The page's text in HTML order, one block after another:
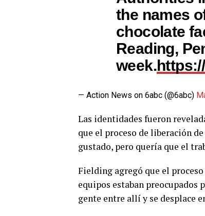
the names
chocolate
Reading,
week.
— Action News on 6abc (@6abc)
Las identidades fueron
que el proceso de liberación
gustado, pero quería que el
Fielding agregó que el
equipos estaban preocupados
gente entre allí y se desplace